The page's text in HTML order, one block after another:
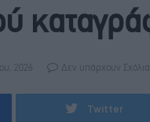
2026 Δεν υπάρχουν Σχόλια
Twitter